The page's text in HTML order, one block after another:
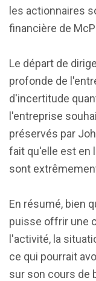
les actionnaires
financière de
Le départ de
profonde de
d'incertitude
l'entreprise
préservés par
fait qu'elle est en
sont
En résumé, bien
puisse offrir une
l'activité, la
ce qui pourrait
sur son cours de